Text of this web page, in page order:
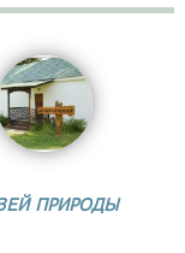
ПРИРОДЫ